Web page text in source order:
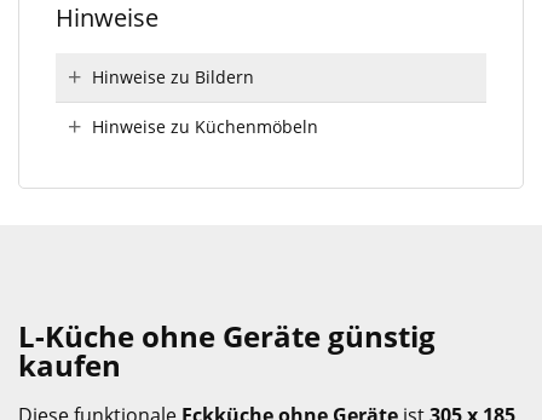
Hinweise
Hinweise zu Bildern
Hinweise zu Küchenmöbeln
L-Küche ohne Geräte günstig
kaufen